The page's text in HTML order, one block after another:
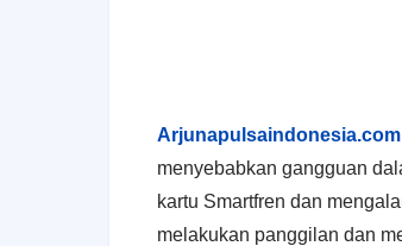
Arjunapulsaindonesia.com
menyebabkan gangguan
kartu Smartfren dan
melakukan panggilan dan